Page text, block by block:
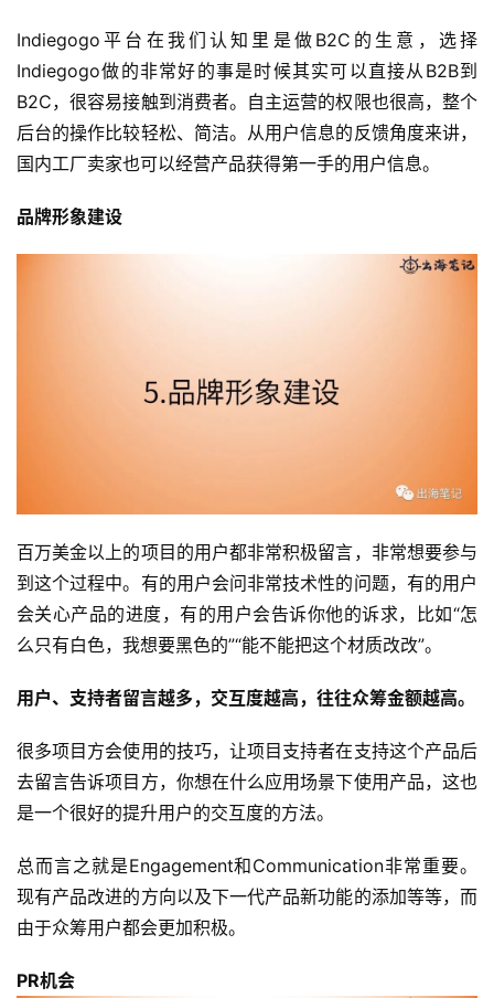
Indiegogo平台在我们认知里是做B2C的生意，选择
Indiegogo做的非常好的事是时候其实可以直接从B2B到
B2C，很容易接触到消费者。自主运营的权限也很高，整个
后台的操作比较轻松、简洁。从用户信息的反馈角度来讲，
国内工厂卖家也可以经营产品获得第一手的用户信息。
品牌形象建设
百万美金以上的项目的用户都非常积极留言，非常想要参与
到这个过程中。有的用户会问非常技术性的问题，有的用户
会关心产品的进度，有的用户会告诉你他的诉求，比如“怎
么只有白色，我想要黑色的”“能不能把这个材质改改”。
用户、支持者留言越多，交互度越高，往往众筹金额越高。
很多项目方会使用的技巧，让项目支持者在支持这个产品后
去留言告诉项目方，你想在什么应用场景下使用产品，这也
是一个很好的提升用户的交互度的方法。
总而言之就是Engagement和Communication非常重要。
现有产品改进的方向以及下一代产品新功能的添加等等，而
由于众筹用户都会更加积极。
PR机会